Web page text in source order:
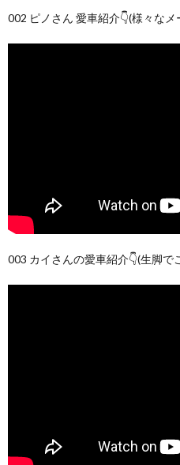
002 ピノさん 愛車紹介👇(様々な
003 カイさんの愛車紹介👇(生脚で